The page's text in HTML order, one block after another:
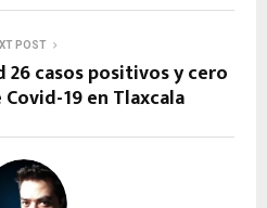
POST
casos positivos y cero
19 en Tlaxcala